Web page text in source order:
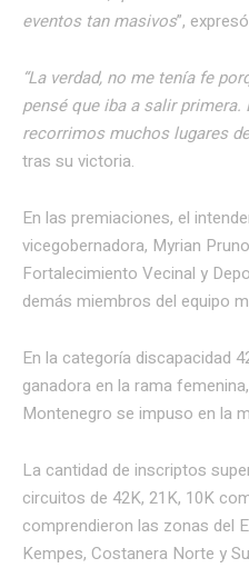
eventos tan masivos”,
“La verdad, no me tenía fe
pensé que iba a salir
recorrimos muchos lugares
tras su victoria.
En las premiaciones, el
vicegobernadora, Myrian
Fortalecimiento Vecinal y
demás miembros del equipo
En la categoría discapacidad
ganadora en la rama
Montenegro se impuso en la
La cantidad de inscriptos
circuitos de 42K, 21K, 10K
comprendieron las zonas del
Kempes, Costanera Norte y